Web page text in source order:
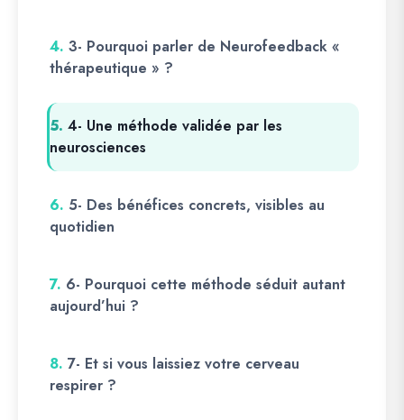
4. 3- Pourquoi parler de Neurofeedback «
thérapeutique » ?
5. 4- Une méthode validée par les
neurosciences
6. 5- Des bénéfices concrets, visibles au
quotidien
7. 6- Pourquoi cette méthode séduit autant
aujourd’hui ?
8. 7- Et si vous laissiez votre cerveau
respirer ?